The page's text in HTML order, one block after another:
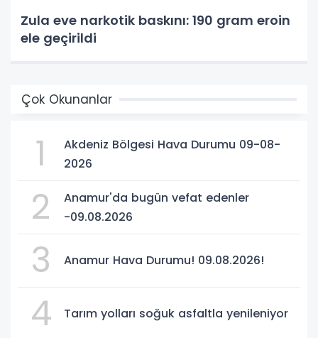
Zula eve narkotik baskını: 190 gram eroin
ele geçirildi
Çok Okunanlar
1
Akdeniz Bölgesi Hava Durumu 09-08-
2026
2
Anamur'da bugün vefat edenler
-09.08.2026
3 Anamur Hava Durumu! 09.08.2026!
4 Tarım yolları soğuk asfaltla yenileniyor